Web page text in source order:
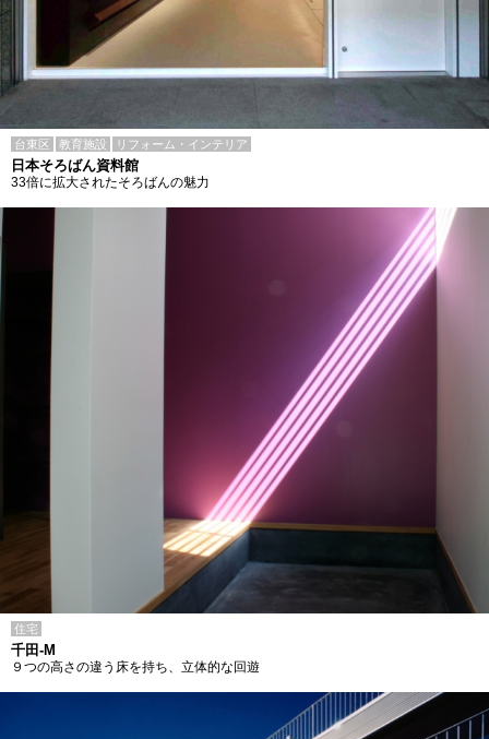
台東区 教育施設 リフォーム・インテリア
日本そろばん資料館
33倍に拡大されたそろばんの魅力
住宅
千田-M
９つの高さの違う床を持ち、立体的な回遊